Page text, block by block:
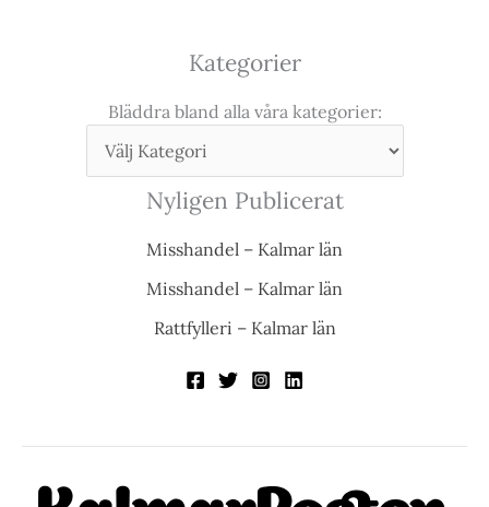
Kategorier
Bläddra bland alla våra kategorier:
Nyligen Publicerat
Misshandel – Kalmar län
Misshandel – Kalmar län
Rattfylleri – Kalmar län